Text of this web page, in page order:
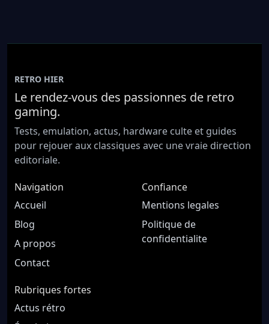
RETRO HIER
Le rendez-vous des passionnes de retro
gaming.
Tests, emulation, actus, hardware culte et guides
pour rejouer aux classiques avec une vraie direction
editoriale.
Navigation
Accueil
Blog
A propos
Contact
Confiance
Mentions legales
Politique de
confidentialite
Rubriques fortes
Actus rétro